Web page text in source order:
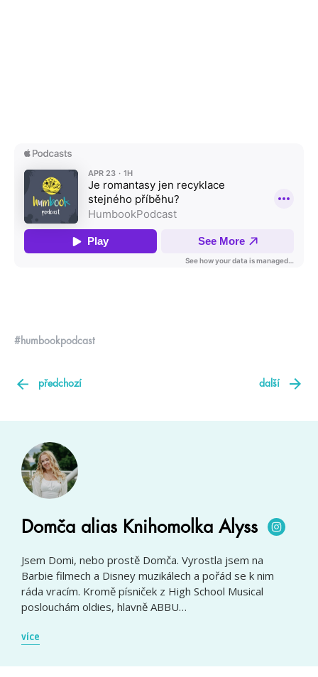
#humbookpodcast
předchozí další
Domča alias Knihomolka Alyss
Jsem Domi, nebo prostě Domča. Vyrostla jsem na
Barbie filmech a Disney muzikálech a pořád se k nim
ráda vracím. Kromě písniček z High School Musical
poslouchám oldies, hlavně ABBU…
více